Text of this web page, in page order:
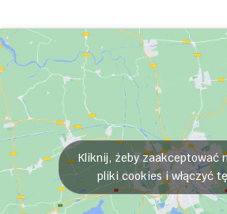
Kliknij, żeby zaakceptować
pliki cookies i włączyć